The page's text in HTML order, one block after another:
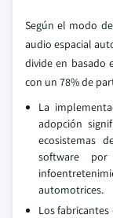
Según el modo
audio espacial
divide en basado
con un 78% de
La
adopción
ecosistemas
software
automotrices.
Los